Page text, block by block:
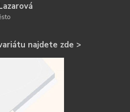
najdete zde >